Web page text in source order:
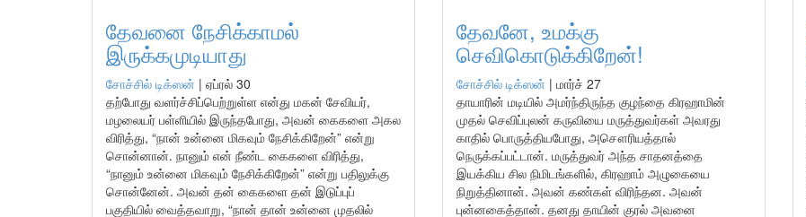
தேவனை நேசிக்காமல்
இருக்கமுடியாது
சோச்சில் டிக்ஸன் | ஏப்ரல் 30
தற்போது வளர்ச்சிப்பெற்றுள்ள என்து மகன் சேவியர்,
மழலையர் பள்ளியில் இருந்தபோது, அவன் கைகளை அகல
விரித்து, “நான் உன்னை மிகவும் நேசிக்கிறேன்” என்று
சொன்னான். நானும் என் நீண்ட கைகளை விரித்து,
“நானும் உன்னை மிகவும் நேசிக்கிறேன்” என்று பதிலுக்கு
சொன்னேன். அவன் தன் கைகளை தன் இடுப்புப்
பகுதியில் வைத்தவாறு, “நான் தான் உன்னை முதலில்
தேவனே, உமக்கு
செவிகொடுக்கிறேன்!
சோச்சில் டிக்ஸன் | மார்ச் 27
தாயாரின் மடியில் அமர்ந்திருந்த குழந்தை கிரஹாமின்
முதல் செவிப்புலன் கருவியை மருத்துவர்கள் அவரது
காதில் பொருத்தியபோது, அசௌரியத்தால்
நெருக்கப்பட்டான். மருத்துவர் அந்த சாதனத்தை
இயக்கிய சில நிமிடங்களில், கிரஹாம் அழுகையை
நிறுத்தினான். அவன் கண்கள் விரிந்தன. அவன்
புன்னகைத்தான். தனது தாயின் குரல் அவனை